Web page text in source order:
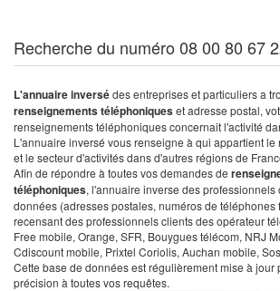
Recherche du numéro 08 00 80 67
L'annuaire inversédes entreprises et particuliers a
renseignements téléphoniqueset adresse postal,
renseignements téléphoniques concernait l'activité
L'annuaire inversé vous renseigne à qui appartient
et le secteur d'activités dans d'autres régions de
Afin de répondre à toutes vos demandes de
téléphoniques, l'annuaire inverse des professionnels
données (adresses postales, numéros de téléphones
recensant des professionnels clients des opérateur
Free mobile, Orange, SFR, Bouygues télécom, NRJ
Cdiscount mobile, Prixtel Coriolis, Auchan mobile,
Cette base de données est régulièrement mise à jour
précision à toutes vos requêtes.